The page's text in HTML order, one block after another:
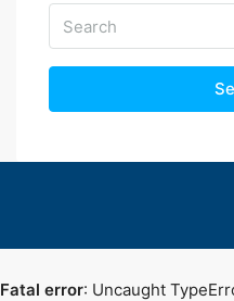
Fatal error: Uncaught